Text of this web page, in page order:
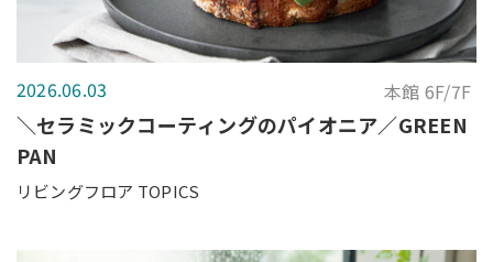
2026.06.03 本館 6F/7F
＼セラミックコーティングのパイオニア／GREEN
PAN
リビングフロア TOPICS